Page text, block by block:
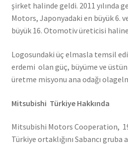
şirket halinde geldi. 2011 yılında
Motors, Japonyadaki en büyük 6.
büyük 16. Otomotiv üreticisi
Logosundaki üç elmasla temsil
erdemi olan güç, büyüme ve
üretme misyonu ana odağı
Mitsubishi Türkiye Hakkında
Mitsubishi Motors Cooperation,
Türkiye ortaklığını Sabancı